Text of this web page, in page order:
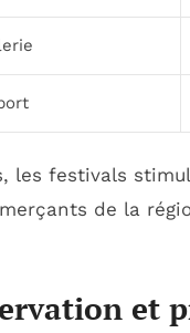
les festivals
de la
et